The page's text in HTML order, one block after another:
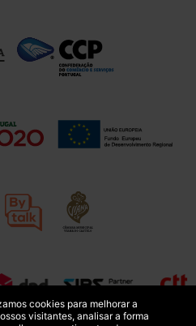
cookies para melhorar a
visitantes, analisar a forma